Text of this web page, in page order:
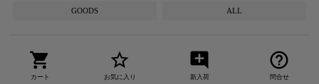
GOODS ALL
shopping_cart
カート
star_border
お気に入り
add_comment
新入荷
help_outline
問合せ